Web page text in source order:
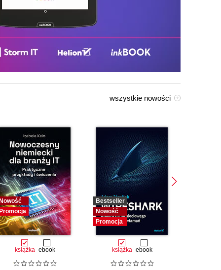
wszystkie nowości
Nowość
Promocja
książka ebook
Bestseller
Nowość
Promocja
książka ebook